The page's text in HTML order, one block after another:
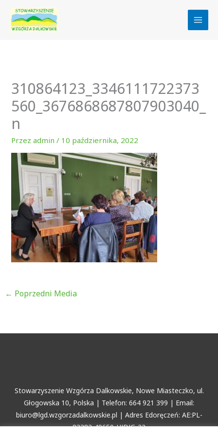
Przejdź
treści
310864123_3346111722373
560_3676868687807903040_
n
Przezadmin/ 10 października, 2022
← Poprzedni Media
Stowarzyszenie Wzgórza Dalkowskie, Nowe Miasteczko, ul.
Głogowska 10, Polska | Telefon: 664 921 399 | Email:
biuro@lgd.wzgorzadalkowskie.pl | Adres Edoręczeń: AE:PL-
83382-49650-HJDJG-22